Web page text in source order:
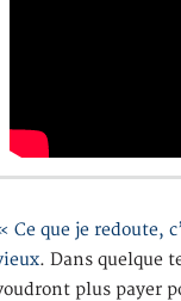
Ce que je redoute,
. Dans quelque
plus payer